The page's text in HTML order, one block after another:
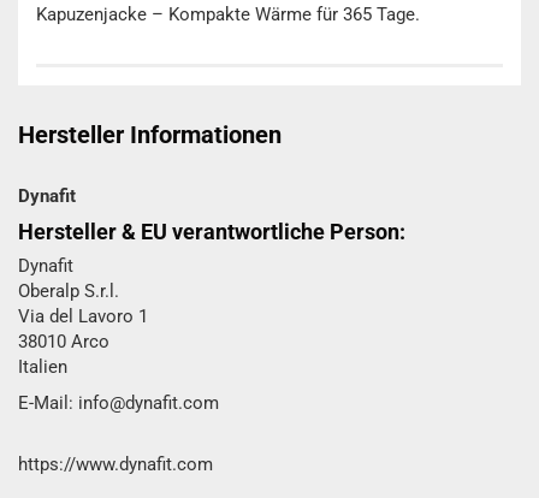
Kapuzenjacke – Kompakte Wärme für 365 Tage.
Hersteller Informationen
Dynafit
Hersteller & EU verantwortliche Person:
Dynafit
Oberalp S.r.l.
Via del Lavoro 1
38010 Arco
Italien
E-Mail: info@dynafit.com
https://www.dynafit.com